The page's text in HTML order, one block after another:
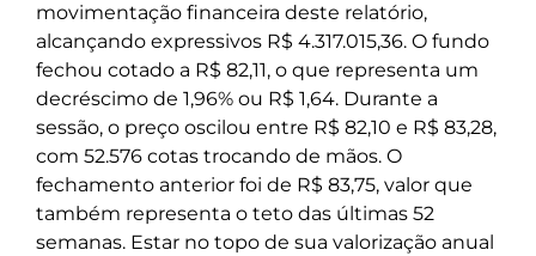
movimentação financeira deste relatório,
alcançando expressivos R$ 4.317.015,36. O fundo
fechou cotado a R$ 82,11, o que representa um
decréscimo de 1,96% ou R$ 1,64. Durante a
sessão, o preço oscilou entre R$ 82,10 e R$ 83,28,
com 52.576 cotas trocando de mãos. O
fechamento anterior foi de R$ 83,75, valor que
também representa o teto das últimas 52
semanas. Estar no topo de sua valorização anual